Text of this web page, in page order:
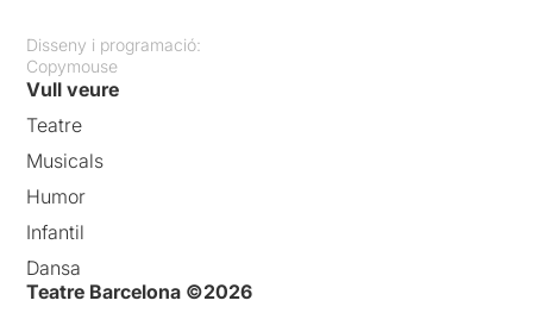
Disseny i programació:
Copymouse
Vull veure
Teatre
Musicals
Humor
Infantil
Dansa
Teatre Barcelona ©2026